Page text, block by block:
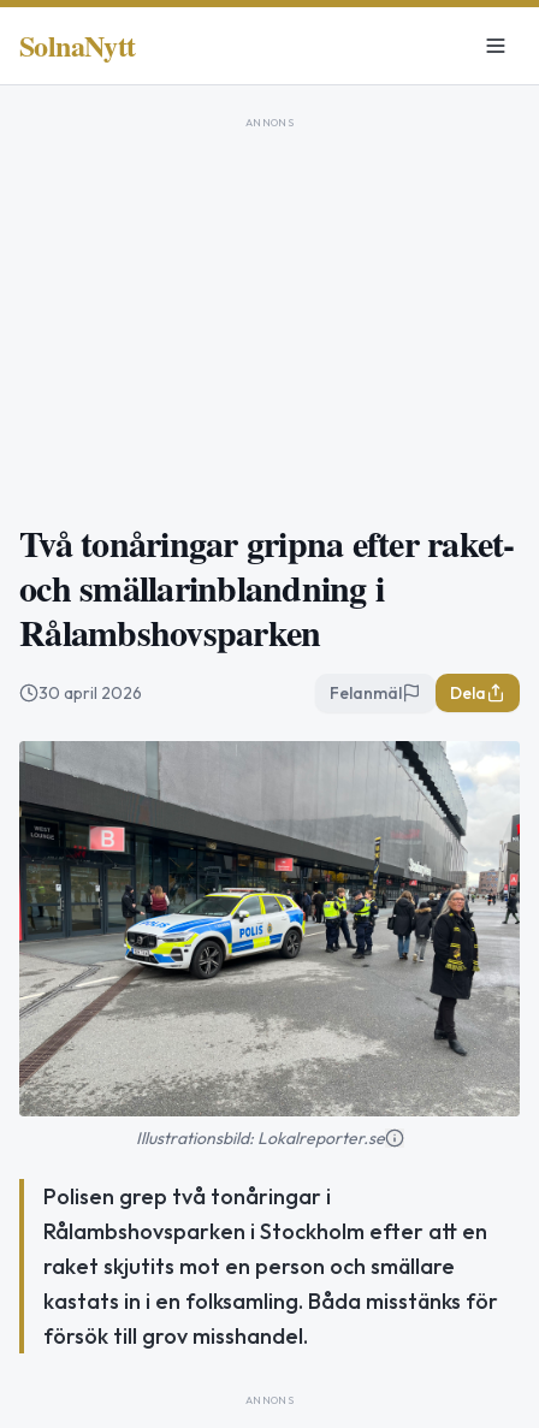
SolnaNytt
ANNONS
Två tonåringar gripna efter raket-
och smällarinblandning i
Rålambshovsparken
30 april 2026 Felanmäl Dela
Illustrationsbild: Lokalreporter.se
Polisen grep två tonåringar i
Rålambshovsparken i Stockholm efter att en
raket skjutits mot en person och smällare
kastats in i en folksamling. Båda misstänks för
försök till grov misshandel.
ANNONS